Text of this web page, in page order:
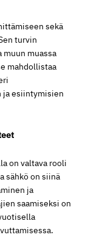
sekä
turvin
muassa
mahdollistaa
ja esiintymisien
on valtava rooli
sähkö on siinä
ja
saamiseksi on